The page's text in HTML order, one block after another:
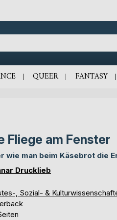
QUEER FANTASY
Fliege am Fenster
wie man beim Käsebrot die
Drucklieb
, Sozial- &